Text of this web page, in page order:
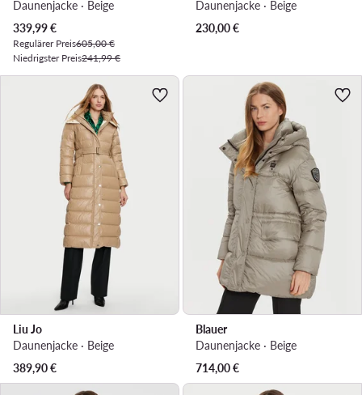
Daunenjacke · Beige
Aktueller Preis
339,99€
Regulärer Preis605,00 €
Niedrigster Preis241,99 €
Daunenjacke · Beige
230,00€
Liu Jo
Daunenjacke · Beige
389,90€
Blauer
Daunenjacke · Beige
714,00€